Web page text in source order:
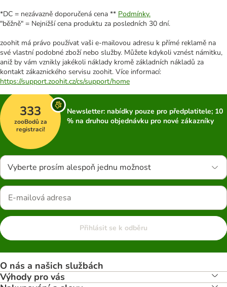
*DC = nezávazně doporučená cena ** Podmínky.
"běžně" = Nejnižší cena produktu za posledních 30 dní.
zoohit má právo používat vaši e-mailovou adresu k přímé reklamě na
své vlastní podobné zboží nebo služby. Můžete kdykoli vznést námitku,
aniž by vám vznikly jakékoli náklady kromě základních nákladů za
kontakt zákaznického servisu zoohit. Více informací:
https://support.zoohit.cz/cs/support/home
333
zooBodů za
registraci!
Newsletter: nabídky pouze pro předplatitele; 10
% na druhou objednávku pro nové zákazníky
Vyberte prosím alespoň jednu možnost
Přihlásit se k odběru
O nás a našich službách
Výhody pro vás